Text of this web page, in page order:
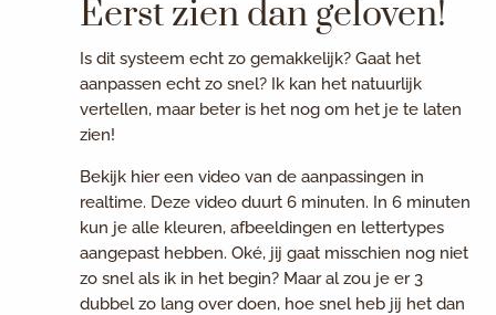
Eerst zien dan geloven!
Is dit systeem echt zo gemakkelijk? Gaat het
aanpassen echt zo snel? Ik kan het natuurlijk
vertellen, maar beter is het nog om het je te laten
zien!
Bekijk hier een video van de aanpassingen in
realtime. Deze video duurt 6 minuten. In 6 minuten
kun je alle kleuren, afbeeldingen en lettertypes
aangepast hebben. Oké, jij gaat misschien nog niet
zo snel als ik in het begin? Maar al zou je er 3
dubbel zo lang over doen, hoe snel heb jij het dan